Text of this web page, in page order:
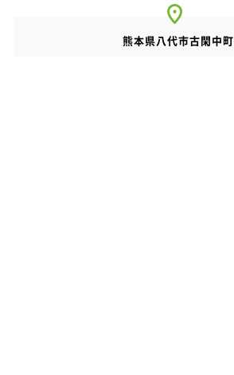
熊本県八代市古閑中町